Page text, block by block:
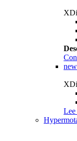
new
Lee